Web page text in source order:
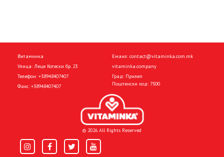
Витаминка
Улица: Леце Котески бр. 23
Телефон: +38948407407
Факс: +38948407407
Емаил: contact@vitaminka.com.mk
vitaminka.company
Град: Прилеп
Поштенски код: 7500
© 2026 All Rights Reserved